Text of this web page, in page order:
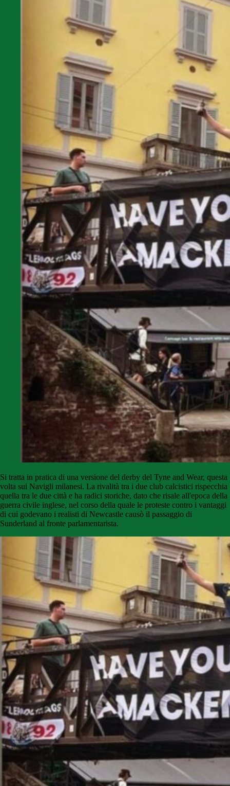
Si tratta in pratica di una versione del derby del Tyne and Wear, questa
volta sui Navigli milanesi. La rivalità tra i due club calcistici rispecchia
quella tra le due città e ha radici storiche, dato che risale all'epoca della
guerra civile inglese, nel corso della quale le proteste contro i vantaggi
di cui godevano i realisti di Newcastle causò il passaggio di
Sunderland al fronte parlamentarista.